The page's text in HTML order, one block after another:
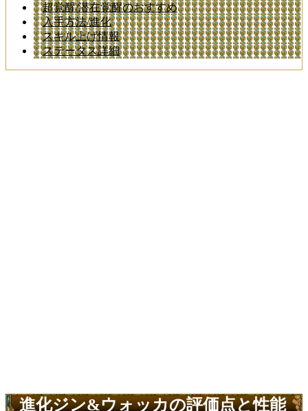
超覚醒/潜在覚醒のおすすめ
入手方法/進化
スキル上げ情報
ステータス詳細
進化ジン&ウォッカの評価点と性能